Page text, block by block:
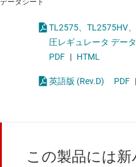
データシート
TL2575、TL2575HV
圧レギュレータ デー
PDF | HTML
英語版 (Rev.D) PDF |
この製品には